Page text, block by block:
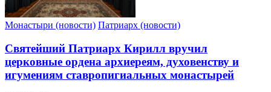
Монастыри (новости) Патриарх (новости)
Святейший Патриарх Кирилл вручил
церковные ордена архиереям, духовенству и
игумениям ставропигиальных монастырей